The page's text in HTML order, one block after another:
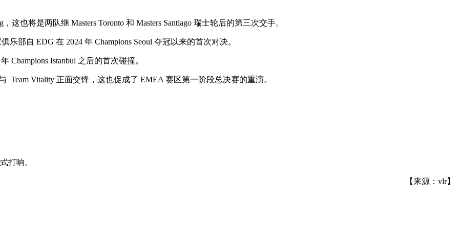
这也将是两队继 Masters Toronto 和 Masters Santiago 瑞士轮后的第三次交手。
乐部自 EDG 在 2024 年 Champions Seoul 夺冠以来的首次对决。
Istanbul 之后的首次碰撞。
Team Vitality 正面交锋，这也促成了 EMEA 赛区第一阶段总决赛的重演。
打响。
【来源：vlr】